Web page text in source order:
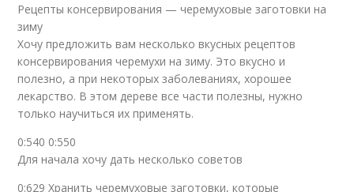
Рецепты консервирования — черемуховые заготовки на
зиму
Хочу предложить вам несколько вкусных рецептов
консервирования черемухи на зиму. Это вкусно и
полезно, а при некоторых заболеваниях, хорошее
лекарство. В этом дереве все части полезны, нужно
только научиться их применять.
0:540 0:550
Для начала хочу дать несколько советов
0:629 Хранить черемуховые заготовки, которые